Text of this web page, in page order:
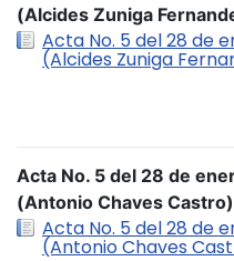
(Alcides Zuniga
Acta No. 5 del 28 de
(Alcides Zuniga
Acta No. 5 del 28 de
(Antonio Chaves Castro)
Acta No. 5 del 28 de
(Antonio Chaves